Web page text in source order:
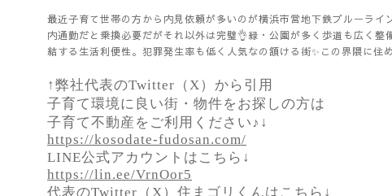
最近子育て世帯の方から内見依頼が多いのが横浜市営地下鉄ブルーライ
内通勤だと乗換必要だがそれ以外は完璧👌緑・公園が多く歩道も広く整
結する生活利便性。犯罪発生率も低く人気なの頷ける街✨この界隈に住
↑弊社代表のTwitter（X）から引用
子育て環境に良い街・物件をお探しの方は
子育て不動産をご利用ください♪↓
https://kosodate-fudosan.com/
LINE公式アカウントはこちら↓
https://lin.ee/VrnOor5
代表のTwitter（X）住まゴリくんはこちら↓